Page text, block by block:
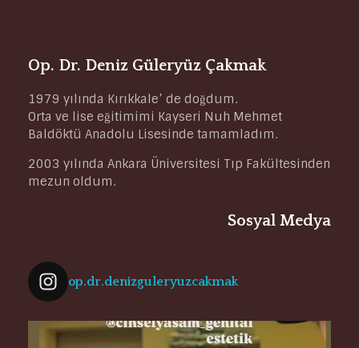
Op. Dr. Deniz Güleryüz Çakmak
1979 yılında Kırıkkale’ de doğdum.
Orta ve lise eğitimimi Kayseri Nuh Mehmet
Baldöktü Anadolu Lisesinde tamamladım.
2003 yılında Ankara Üniversitesi Tıp Fakültesinden
mezun oldum.
Sosyal Medya
op.dr.denizguleryuzcakmak